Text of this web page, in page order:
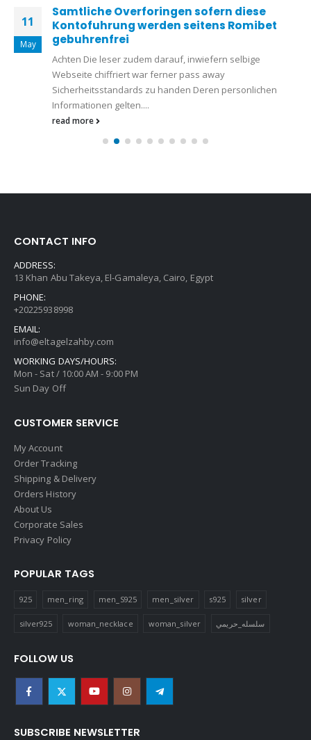
11
May
Samtliche Overforingen sofern diese
Kontofuhrung werden seitens Romibet
gebuhrenfrei
Achten Die leser zudem darauf, inwiefern selbige
Webseite chiffriert war ferner pass away
Sicherheitsstandards zu handen Deren personlichen
Informationen gelten....
read more
CONTACT INFO
ADDRESS:
13 Khan Abu Takeya, El-Gamaleya, Cairo, Egypt
PHONE:
+20225938998
EMAIL:
info@eltagelzahby.com
WORKING DAYS/HOURS:
Mon - Sat / 10:00 AM - 9:00 PM
Sun Day Off
CUSTOMER SERVICE
My Account
Order Tracking
Shipping & Delivery
Orders History
About Us
Corporate Sales
Privacy Policy
POPULAR TAGS
925 men_ring men_S925 men_silver s925 silver
silver925 woman_necklace woman_silver سلسله_حريمي
FOLLOW US
SUBSCRIBE NEWSLETTER